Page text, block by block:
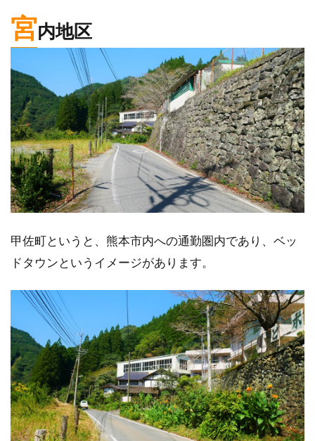
宮内地区
甲佐町というと、熊本市内への通勤圏内であり、ベッ
ドタウンというイメージがあります。